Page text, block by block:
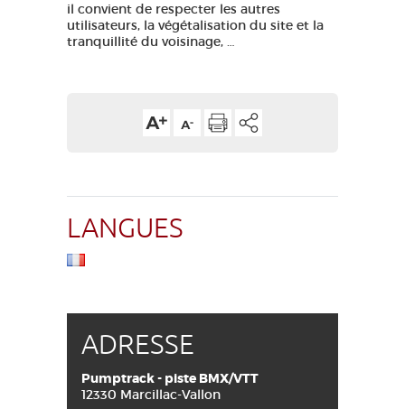
il convient de respecter les autres
utilisateurs, la végétalisation du site et la
tranquillité du voisinage, …
LANGUES
ADRESSE
Pumptrack - piste BMX/VTT
12330 Marcillac-Vallon